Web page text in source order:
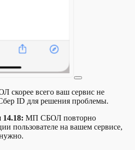
скорее всего ваш сервис не
ID для решения проблемы.
МП СБОЛ повторно
пользователе на вашем сервисе,